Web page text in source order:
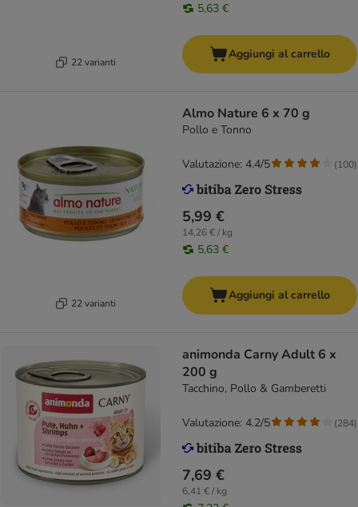
22 varianti
5,63 €
Aggiungi al carrello
22 varianti
Almo Nature 6 x 70 g
Pollo e Tonno
5,99 €
14,26 € / kg
5,63 €
Valutazione: 4.4/5 (100)
Aggiungi al carrello
animonda Carny Adult 6 x
200 g
Tacchino, Pollo & Gamberetti
7,69 €
6,41 € / kg
Valutazione: 4.2/5 (284)